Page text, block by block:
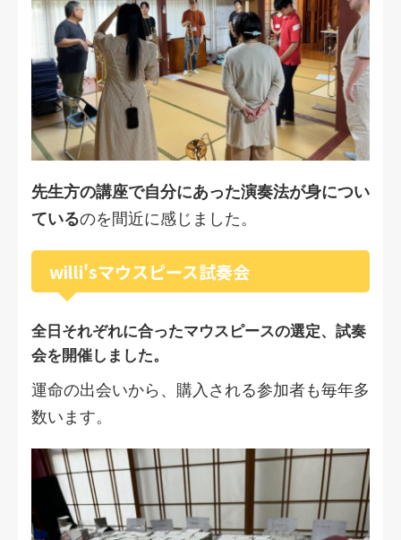
先生方の講座で自分にあった演奏法が身につい
ているのを間近に感じました。
willi'sマウスピース試奏会
全日それぞれに合ったマウスピースの選定、試奏
会を開催しました。
運命の出会いから、購入される参加者も毎年多
数います。